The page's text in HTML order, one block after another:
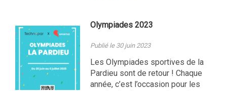
Olympiades 2023
Publié le 30 juin 2023
Les Olympiades sportives de la
Pardieu sont de retour ! Chaque
année, c’est l’occasion pour les